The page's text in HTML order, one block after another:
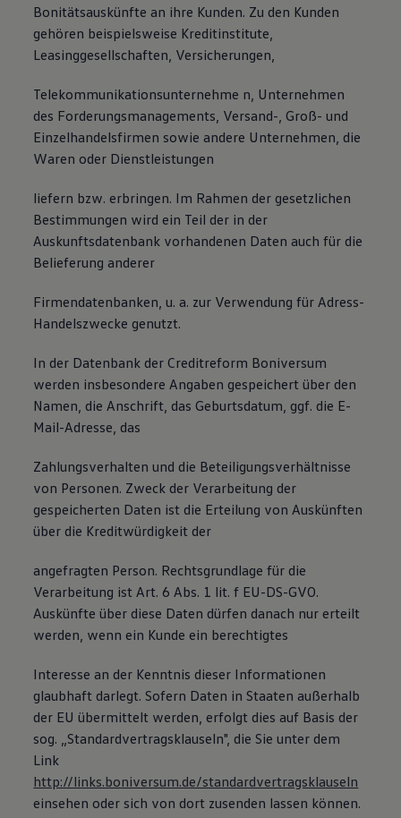
Bonitätsauskünfte an ihre Kunden. Zu den Kunden
gehören beispielsweise Kreditinstitute,
Leasinggesellschaften, Versicherungen,
Telekommunikationsunternehme n, Unternehmen
des Forderungsmanagements, Versand-, Groß- und
Einzelhandelsfirmen sowie andere Unternehmen, die
Waren oder Dienstleistungen
liefern bzw. erbringen. Im Rahmen der gesetzlichen
Bestimmungen wird ein Teil der in der
Auskunftsdatenbank vorhandenen Daten auch für die
Belieferung anderer
Firmendatenbanken, u. a. zur Verwendung für Adress-
Handelszwecke genutzt.
In der Datenbank der Creditreform Boniversum
werden insbesondere Angaben gespeichert über den
Namen, die Anschrift, das Geburtsdatum, ggf. die E-
Mail-Adresse, das
Zahlungsverhalten und die Beteiligungsverhältnisse
von Personen. Zweck der Verarbeitung der
gespeicherten Daten ist die Erteilung von Auskünften
über die Kreditwürdigkeit der
angefragten Person. Rechtsgrundlage für die
Verarbeitung ist Art. 6 Abs. 1 lit. f EU-DS-GVO.
Auskünfte über diese Daten dürfen danach nur erteilt
werden, wenn ein Kunde ein berechtigtes
Interesse an der Kenntnis dieser Informationen
glaubhaft darlegt. Sofern Daten in Staaten außerhalb
der EU übermittelt werden, erfolgt dies auf Basis der
sog. „Standardvertragsklauseln", die Sie unter dem
Link
http://links.boniversum.de/standardvertragsklauseln
einsehen oder sich von dort zusenden lassen können.